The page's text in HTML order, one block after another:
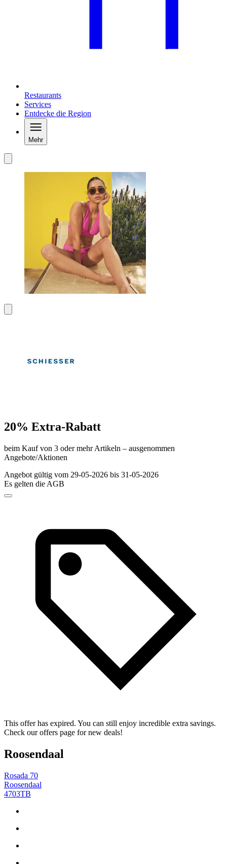
Restaurants
Services
Entdecke die Region
Mehr
20% Extra-Rabatt
beim Kauf von 3 oder mehr Artikeln – ausgenommen
Angebote/Aktionen
Angebot gültig vom 29-05-2026 bis 31-05-2026
Es gelten die AGB
This offer has expired. You can still enjoy incredible extra savings.
Check our offers page for new deals!
Roosendaal
Rosada 70
Roosendaal
4703TB